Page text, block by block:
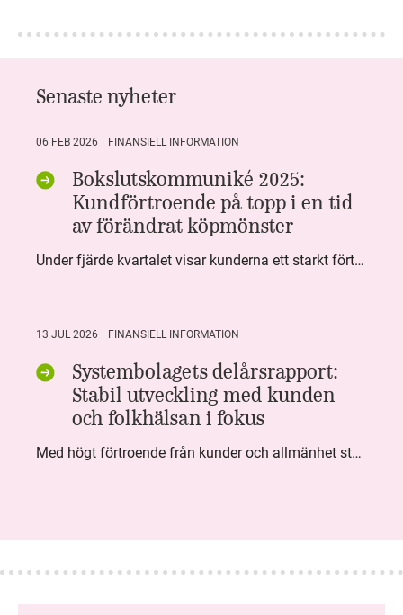
Senaste nyheter
06 FEB 2026 FINANSIELL INFORMATION
Bokslutskommuniké 2025:
Kundförtroende på topp i en tid
av förändrat köpmönster
Under fjärde kvartalet visar kunderna ett starkt förtroende för Systembolaget. Nöjd Kund Index (NKI) når en ny rekordnivå och bidrar till att även helåret avslutar starkt. Arbetet med ansvarsfull försäljning ger tydliga resultat där ålderskontroller når sina högsta nivåer någonsin. Samtidigt fortsätter kundernas val att förändras. Allt fler väljer öl och drycker med lägre alkoholhalt. Vi ser också en lägre försäljningsvolym under kvartalet, en utveckling som ligger i linje med den långsiktiga minskningen i alkoholkonsumtionen i Sverige. De officiella konsumtionssiffrorna från CAN för 2025 kommer först under våren men försäljningssiffrorna pekar åt samma håll.
13 JUL 2026 FINANSIELL INFORMATION
Systembolagets delårsrapport:
Stabil utveckling med kunden
och folkhälsan i fokus
Med högt förtroende från kunder och allmänhet står Systembolaget stabilt i samhällsuppdraget. Under kvartalet togs flera steg inom folkhälsa, kundnytta och minskad klimatpåverkan. Nettoomsättningen var i nivå med föregående år och effektiviseringar av verksamheten möjliggjorde fortsatt anpassning för att möta nya behov.